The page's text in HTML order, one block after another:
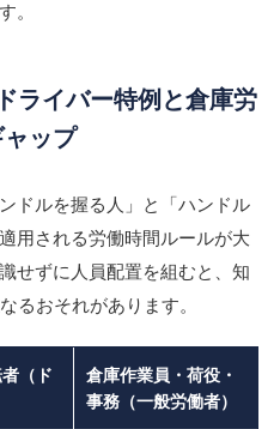
。
ライバー特例と倉庫労
ップ
ドルを握る人」と「ハンドル
用される労働時間ルールが大
せずに人員配置を組むと、知
るおそれがあります。
（ド
倉庫作業員・荷役・
事務（一般労働者）